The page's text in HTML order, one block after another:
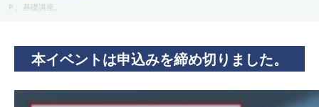
Ｐ、基礎講座。
本イベントは申込みを締め切りました。